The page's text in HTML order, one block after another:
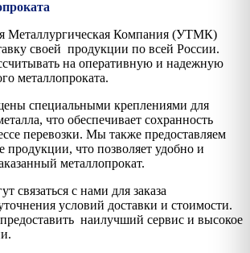
Металлургическая Компания (УТМК)
своей продукции по всей России.
на оперативную и надежную
металлопроката.
специальными креплениями для
что обеспечивает сохранность
перевозки. Мы также предоставляем
продукции, что позволяет удобно и
металлопрокат.
связаться с нами для заказа
условий доставки и стоимости.
наилучший сервис и высокое